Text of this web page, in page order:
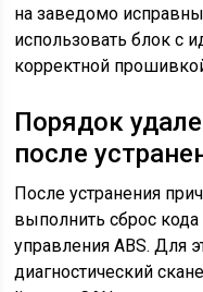
на заведомо
использовать блок с
корректной
Порядок
после
После устранения
выполнить сброс
управления ABS. Для
диагностический